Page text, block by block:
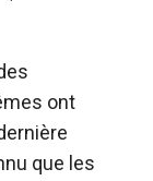
ont
que les